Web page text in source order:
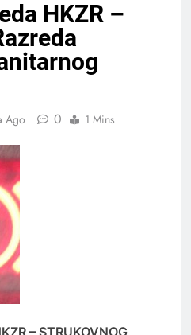
HKZR –
Ago 0 1 Mins
– STRUKOVNOG